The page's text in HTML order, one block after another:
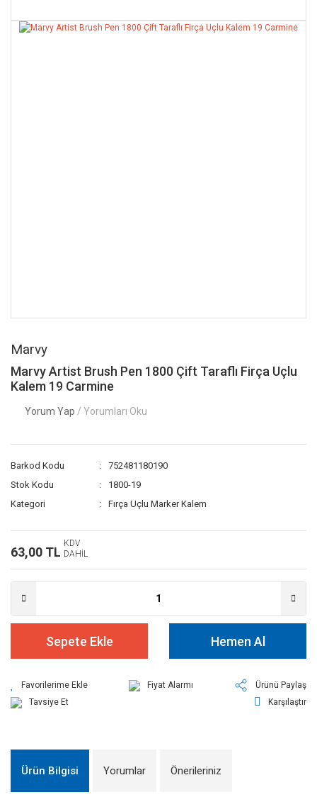
Marvy
Marvy Artist Brush Pen 1800 Çift Taraflı Firça Uçlu
Kalem 19 Carmine
Yorum Yap / Yorumları Oku
Barkod Kodu
752481180190
Stok Kodu
1800-19
Kategori
Fırça Uçlu Marker Kalem
63,00 TL
KDV
DAHİL
Sepete Ekle Hemen Al
Fiyat Alarmı
Ürünü Paylaş
Tavsiye Et
Karşılaştır
Ürün Bilgisi Yorumlar Önerileriniz